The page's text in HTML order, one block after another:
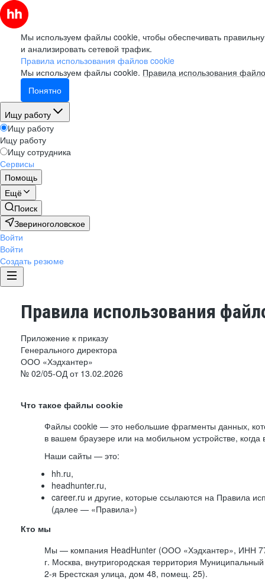
Мы используем файлы cookie, чтобы обеспечивать
и анализировать сетевой трафик.
Правила использования файлов cookie
Мы используем файлы cookie. Правила использования
Понятно
Ищу работу
Ищу работу
Ищу работу
Ищу сотрудника
Сервисы
Помощь
Ещё
Поиск
Звериноголовское
Войти
Войти
Создать резюме
Правила использования
Приложение к приказу
Генерального директора
ООО «Хэдхантер»
№ 02/05-ОД от 13.02.2026
Что такое файлы cookie
Файлы cookie — это небольшие фрагменты данных,
в вашем браузере или на мобильном устройстве,
Наши сайты — это:
hh.ru,
headhunter.ru,
career.ru и другие, которые ссылаются на Правила
(далее — «Правила»)
Кто мы
Мы — компания HeadHunter (ООО «Хэдхантер», ИНН
г. Москва, внутригородская территория Муниципальный
2-я Брестская улица, дом 48, помещ. 25).